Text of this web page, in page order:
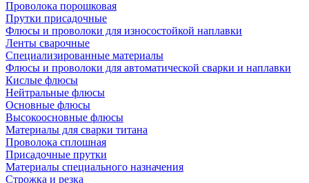
Проволока порошковая
Прутки присадочные
Флюсы и проволоки для износостойкой наплавки
Ленты сварочные
Специализированные материалы
Флюсы и проволоки для автоматической сварки и наплавки
Кислые флюсы
Нейтральные флюсы
Основные флюсы
Высокоосновные флюсы
Материалы для сварки титана
Проволока сплошная
Присадочные прутки
Материалы специального назначения
Строжка и резка